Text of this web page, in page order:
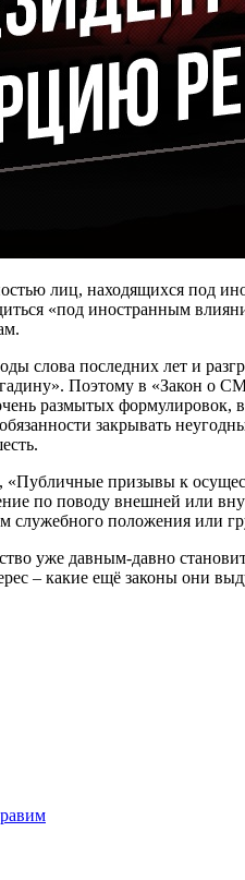
лиц, находящихся под
«под иностранным
слова последних лет и
Поэтому в «Закон о
размытых формулировок,
закрывать
призывы к
по поводу внешней или
положения или
уже давным-давно
– какие ещё законы они